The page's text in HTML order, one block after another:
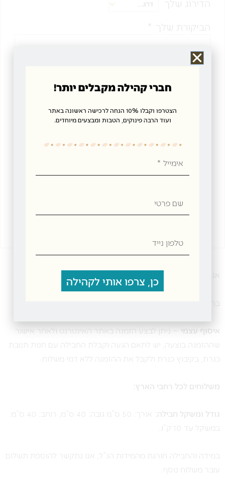
הדירוג שלך
הביקורת שלך *
אנחנו ב”תנובת כנרת” שמים דגש על שירות ברמה הגבוהה ביותר.
איסוף עצמי – ניתן לבצע הזמנה באתר האינטרנט ולאחר אישור
שההזמנה בוצעה, יש לתאם הגעה וקבלת החבילה עם חנות תנובת
כנרת, בקיבוץ כנרת ולקבל את ההזמנה ללא דמי משלוח.
משלוחים לכל רחבי הארץ:
גודל ומשקל חבילה:
אורך: 50 ס”מ גובה: 40 ס”מ, רוחב: 40 ס”מ.
במשקל עד 10 ק”ג.
במידה והחבילה חורגת מהמידות הנ”ל, אנו נתקשר להוספת תשלום
עובר משלוח נוסף.
חברי קהילה מקבלים יותר!
הצטרפו וקבלו 10% הנחה לרכישה ראשונה באתר
ועוד הרבה פינוקים, הטבות ומבצעים מיוחדים.
פרטי
נייד
כן, צרפו אותי לקהילה